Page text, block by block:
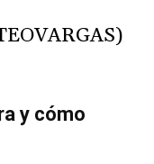
y cómo